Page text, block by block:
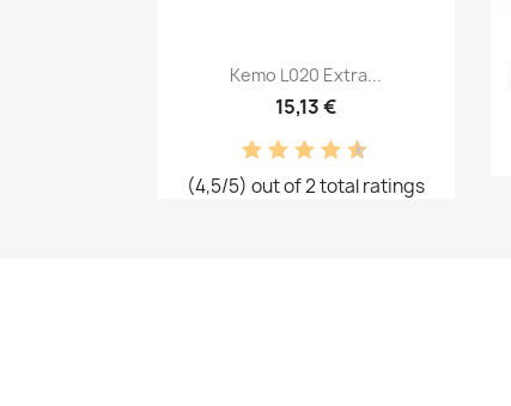
 Snabbvy
Kemo L020 Extra...
15,13 €
(4,5/5) out of 2 total ratings